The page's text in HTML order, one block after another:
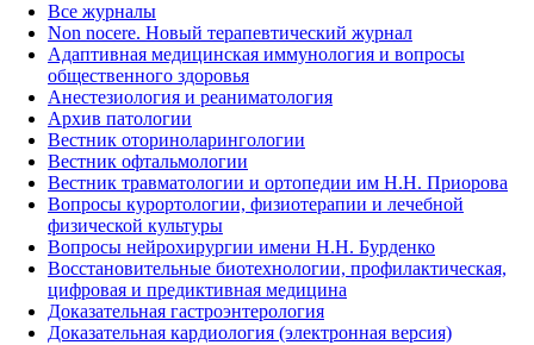
Все журналы
Non nocere. Новый терапевтический журнал
Адаптивная медицинская иммунология и вопросы
общественного здоровья
Анестезиология и реаниматология
Архив патологии
Вестник оториноларингологии
Вестник офтальмологии
Вестник травматологии и ортопедии им Н.Н. Приорова
Вопросы курортологии, физиотерапии и лечебной
физической культуры
Вопросы нейрохирургии имени Н.Н. Бурденко
Восстановительные биотехнологии, профилактическая,
цифровая и предиктивная медицина
Доказательная гастроэнтерология
Доказательная кардиология (электронная версия)